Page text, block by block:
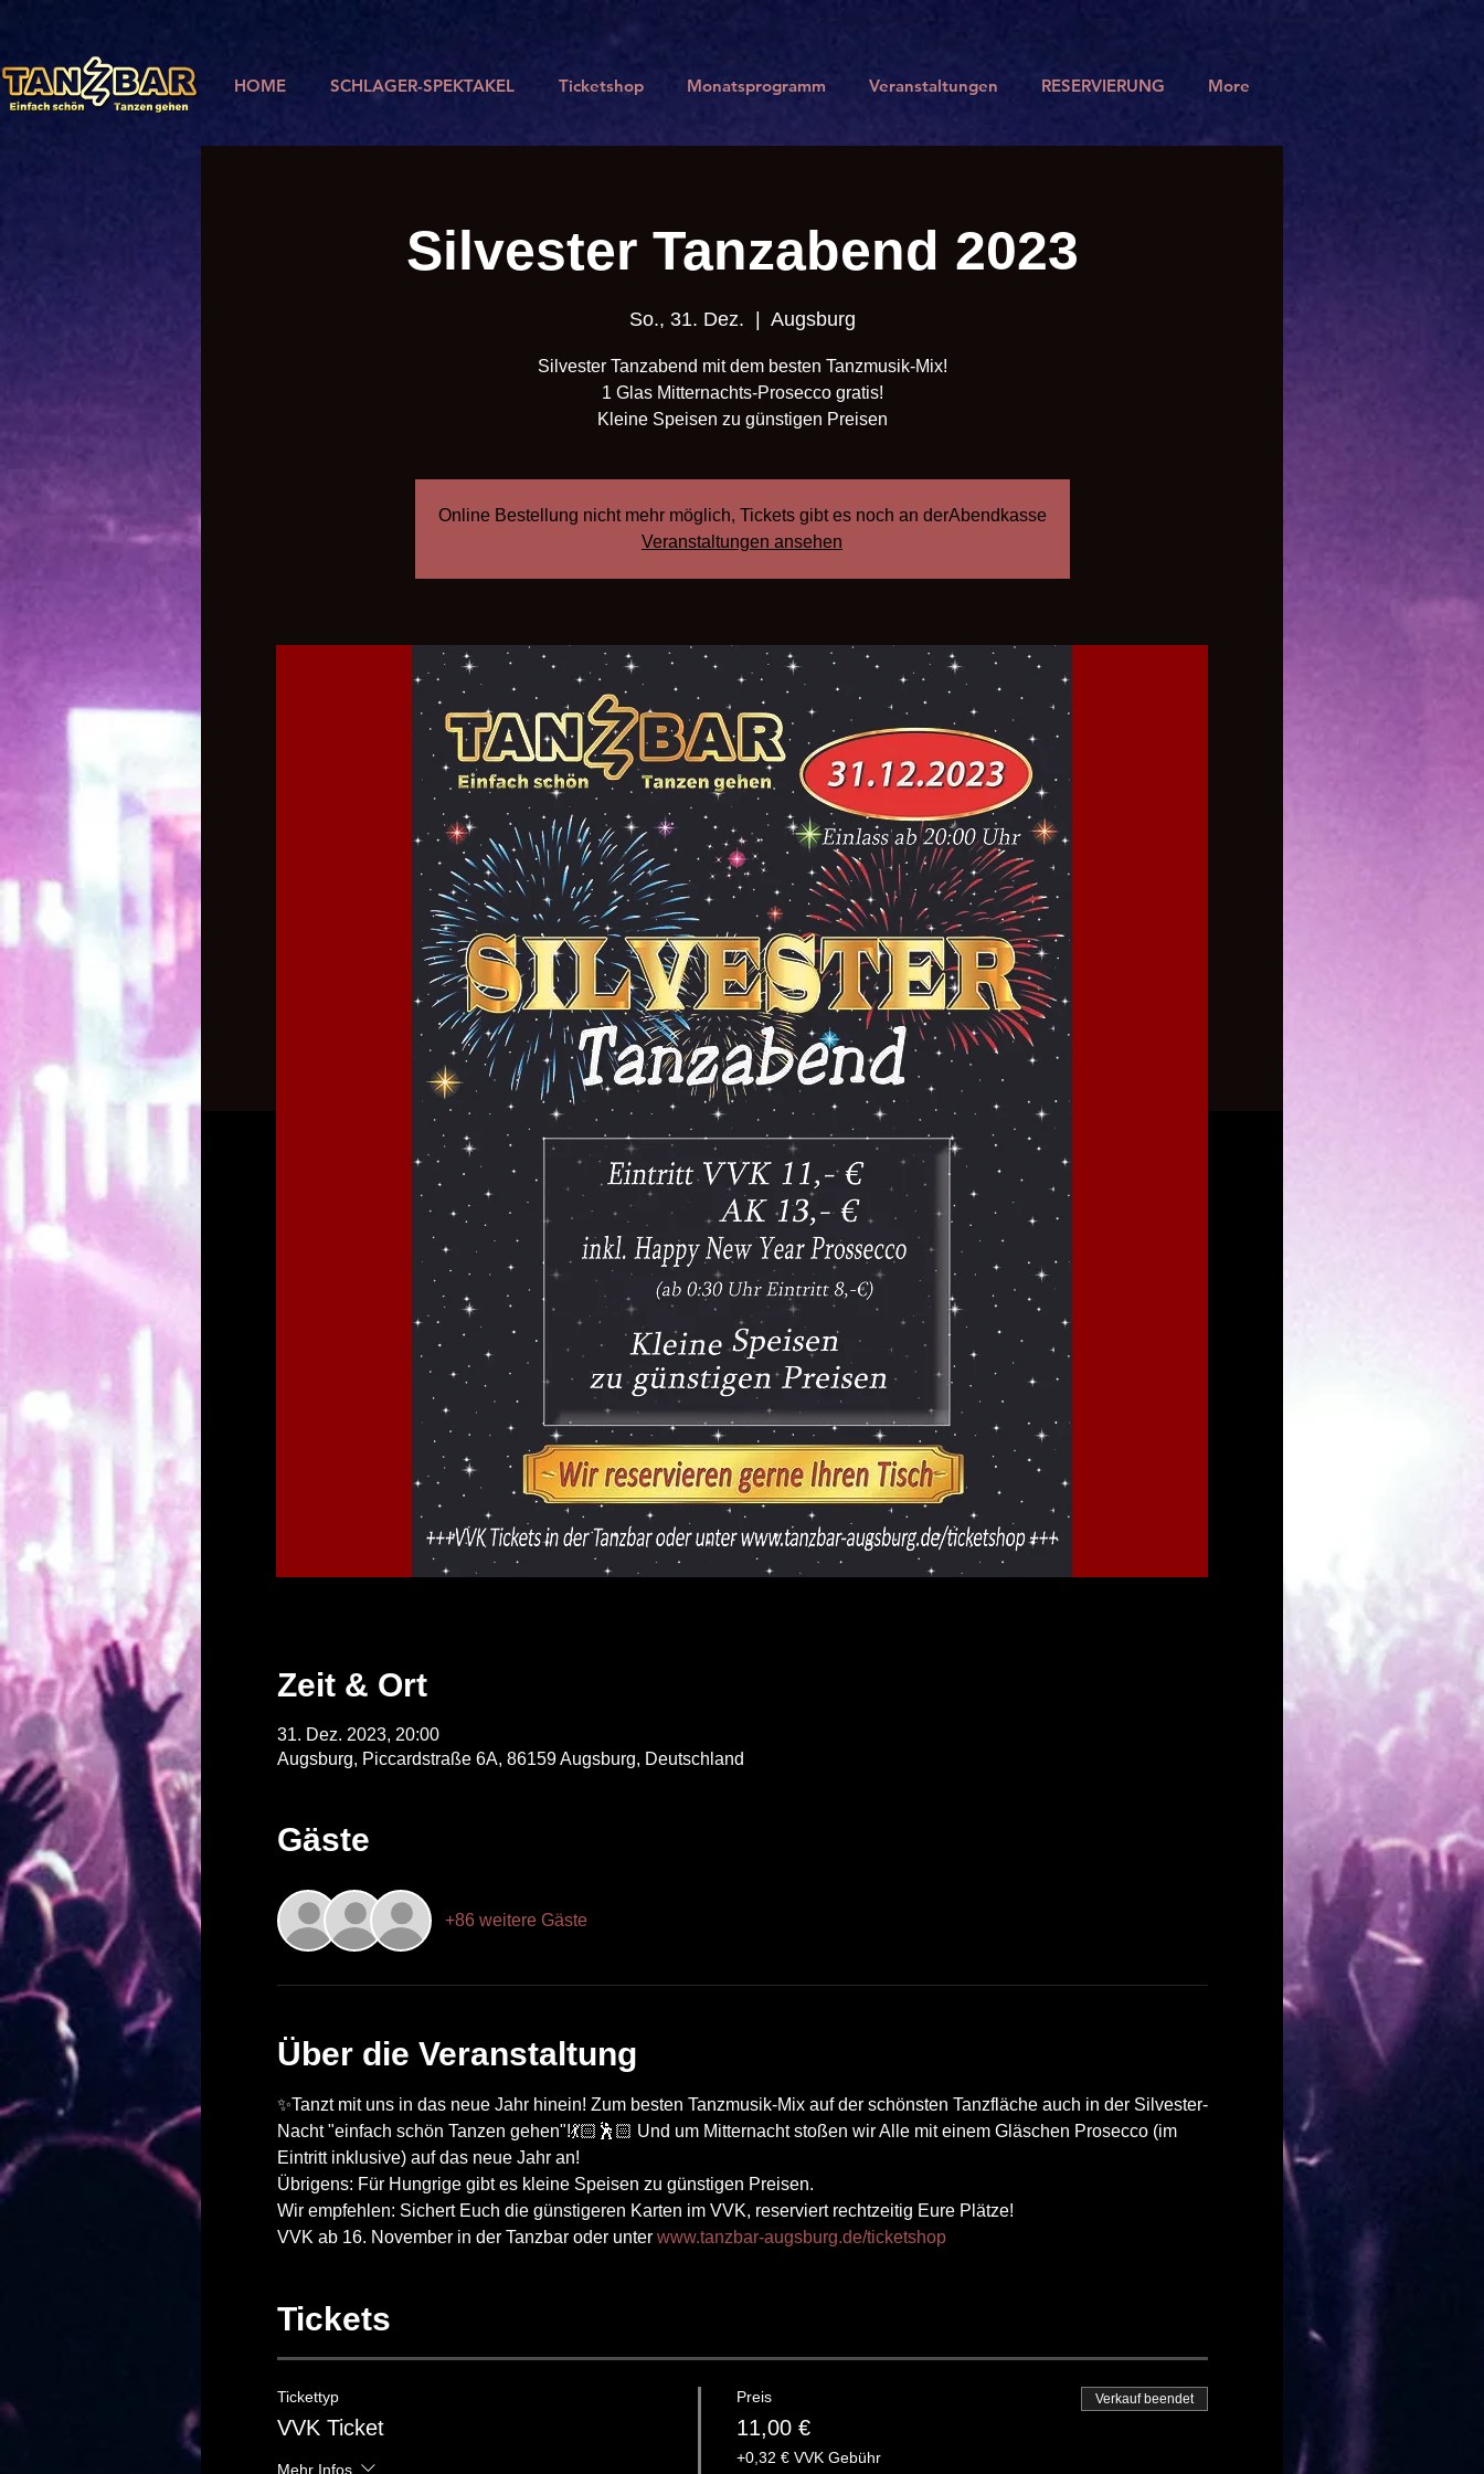
HOME SCHLAGER-SPEKTAKEL Ticketshop Monatsprogramm Veranstaltungen RESERVIERUNG More
Silvester Tanzabend 2023
So., 31. Dez. Augsburg
Silvester Tanzabend mit dem besten Tanzmusik-Mix!
1 Glas Mitternachts-Prosecco gratis!
Online Bestellung nicht mehr möglich, Tickets gibt es noch an derAbendkasse
Veranstaltungen ansehen
Zeit & Ort
31. Dez. 2023, 20:00
Augsburg, Piccardstraße 6A, 86159 Augsburg, Deutschland
Gäste
+86 weitere Gäste
Über die Veranstaltung
✨Tanzt mit uns in das neue Jahr hinein! Zum besten Tanzmusik-Mix auf der schönsten Tanzfläche auch in der Silvester-
Nacht "einfach schön Tanzen gehen"!💃🏻🕺🏻 Und um Mitternacht stoßen wir Alle mit einem Gläschen Prosecco (im
Eintritt inklusive) auf das neue Jahr an!
Übrigens: Für Hungrige gibt es kleine Speisen zu günstigen Preisen.
Wir empfehlen: Sichert Euch die günstigeren Karten im VVK, reserviert rechtzeitig Eure Plätze!
VVK ab 16. November in der Tanzbar oder unter www.tanzbar-augsburg.de/ticketshop
Tickets
Tickettyp
VVK Ticket
Mehr Infos
Preis
11,00 €
+0,32 € VVK Gebühr
Verkauf beendet